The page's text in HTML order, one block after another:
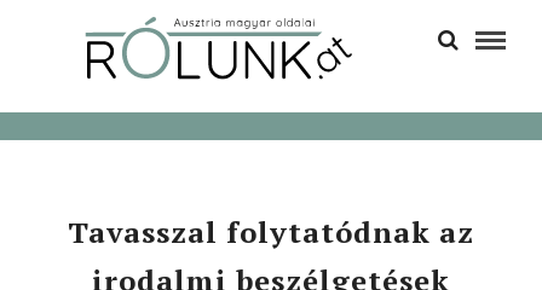
Tavasszal folytatódnak az
irodalmi beszélgetések